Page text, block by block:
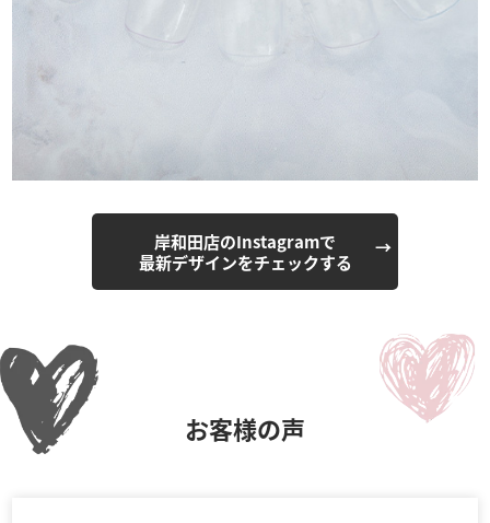
岸和田店のInstagramで
最新デザインをチェックする
お客様の声